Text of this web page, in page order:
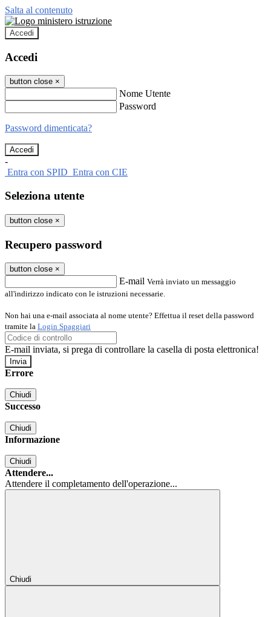
Salta al contenuto
Accedi
Accedi
button close ×
Nome Utente
Password
Password dimenticata?
-
Entra con SPID Entra con CIE
Seleziona utente
button close ×
Recupero password
button close ×
E-mail Verrà inviato un messaggio
all'indirizzo indicato con le istruzioni necessarie.
Non hai una e-mail associata al nome utente? Effettua il reset della password
tramite la Login Spaggiari
E-mail inviata, si prega di controllare la casella di posta elettronica!
Errore
Chiudi
Successo
Chiudi
Informazione
Chiudi
Attendere...
Attendere il completamento dell'operazione...
Chiudi